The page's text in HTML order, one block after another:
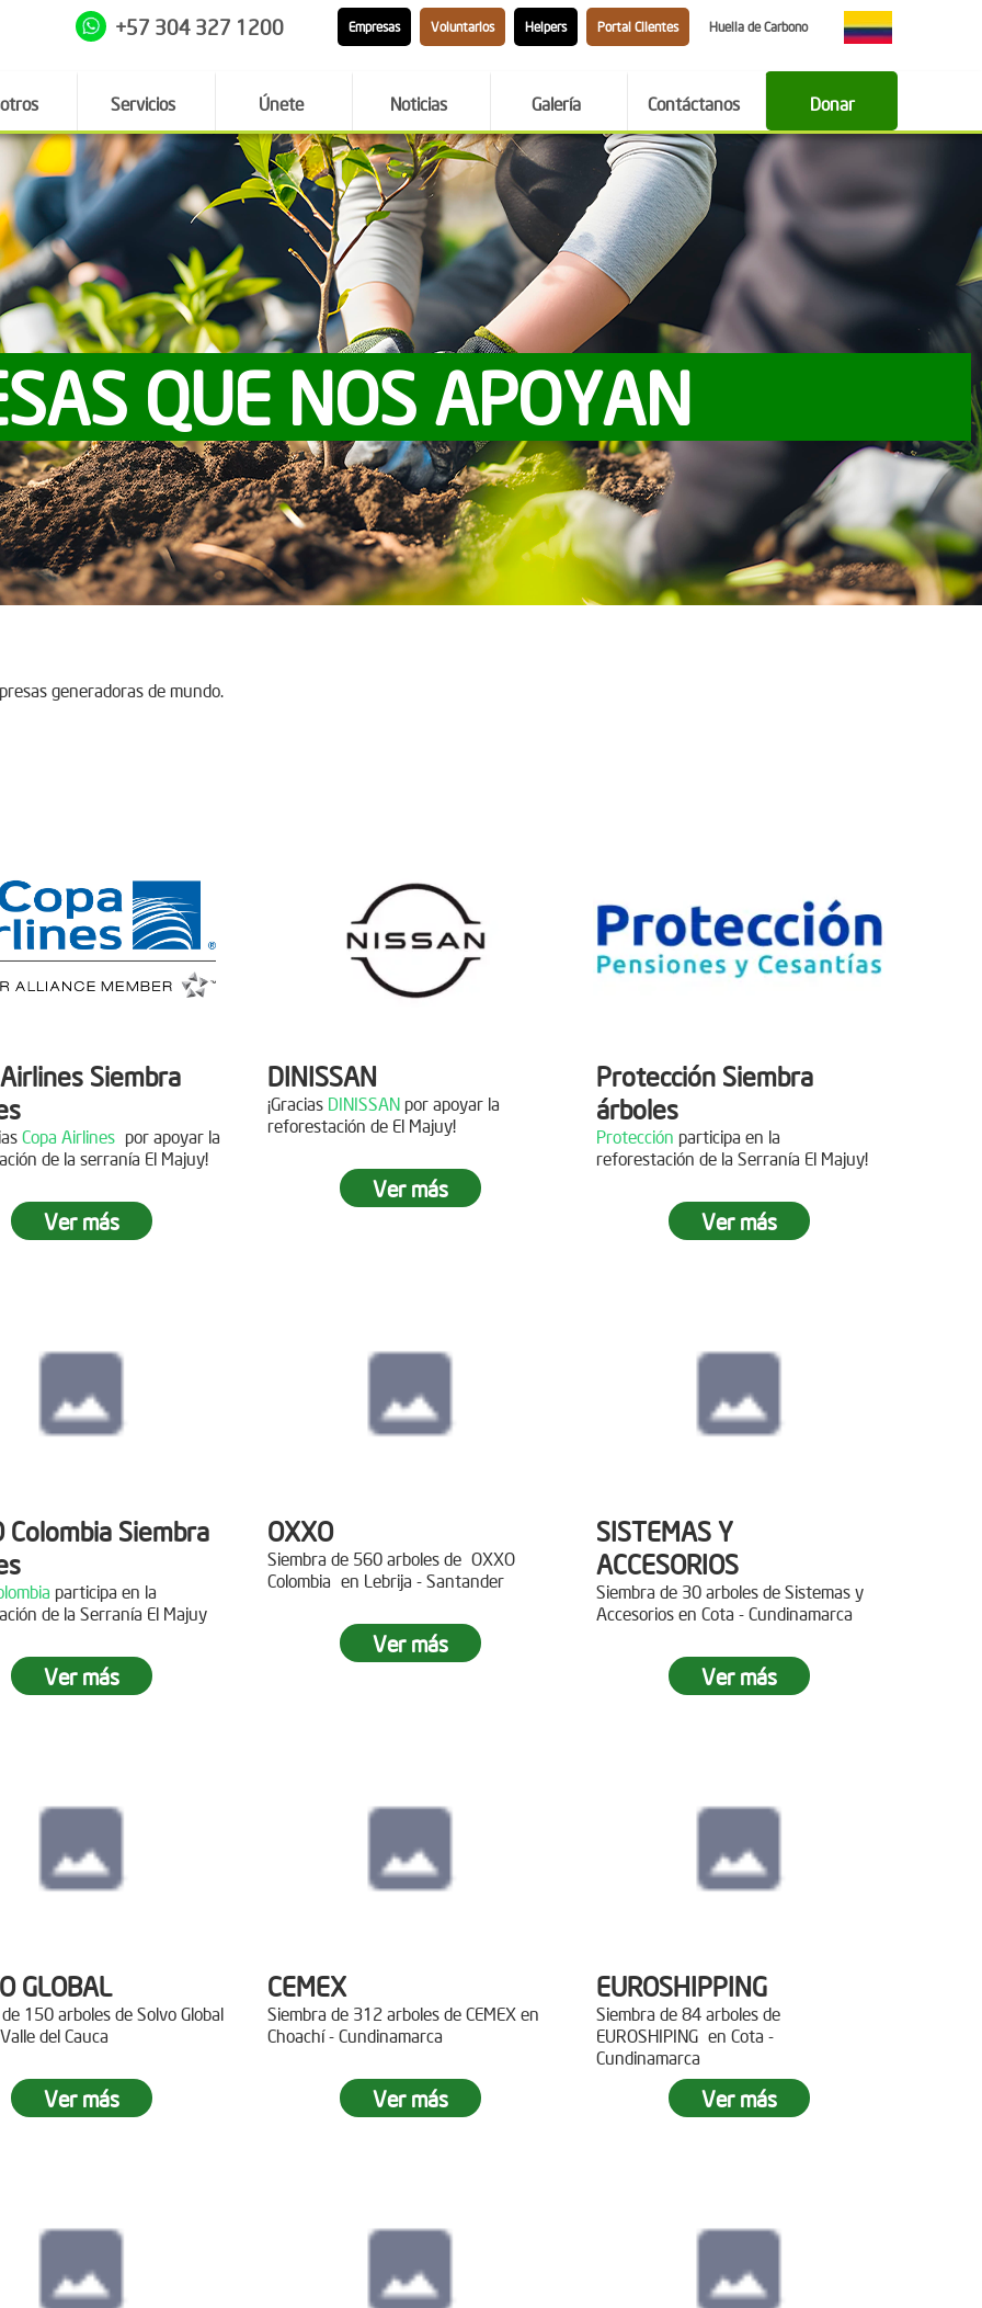
+57 304 327 1200 Empresas Voluntarios Helpers Portal Clientes Huella de Carbono
Servicios Únete Noticias Galería Contáctanos Donar
QUE NOS APOYAN
generadoras de mundo.
Siembra
Copa Airlines por apoyar la
de la serranía El Majuy!
en el Páramo
a Copa Airlines por apoyar la
del Páramo Aguas Vivas!
Ver más
DINISSAN
¡Gracias DINISSAN por apoyar la
reforestación de El Majuy!
Siembra en el páramo de
Sumapaz
Descripción
DINISSANpor plantar 400
Ver más
Protección Siembra
árboles
Protección participa en la
reforestación de la Serranía El Majuy!
Ver más
Colombia Siembra
participa en la
de la Serranía El Majuy
Ver más
OXXO
Siembra de 560 arboles de OXXO
Colombia en Lebrija - Santander
Ver más
SISTEMAS Y
ACCESORIOS
Siembra de 30 arboles de Sistemas y
Accesorios en Cota - Cundinamarca
Ver más
GLOBAL
150 arboles de Solvo Global
del Cauca
Ver más
CEMEX
Siembra de 312 arboles de CEMEX en
Choachí - Cundinamarca
Ver más
EUROSHIPPING
Siembra de 84 arboles de
EUROSHIPING en Cota -
Cundinamarca
Ver más